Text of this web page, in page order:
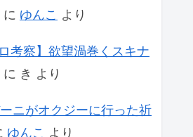
に ゆんこ より
考察】欲望渦巻くスキナ
に き より
ニがオクジーに行った祈
ゆんこ より